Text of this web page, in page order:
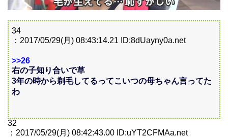
34
：2017/05/29(月) 08:43:14.21 ID:8dUayny0a.net
>>26
右の子知り合いで草
3年の時から剃毛してるってこいつの母ちゃん言ってた
わ
32
：2017/05/29(月) 08:42:43.00 ID:uYT2CFMAa.net